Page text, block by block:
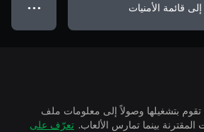
قائمة الأمنيات ● ● ●
تقوم بتشغيلها وصولاً إلى معلومات ملف
تعرّف على